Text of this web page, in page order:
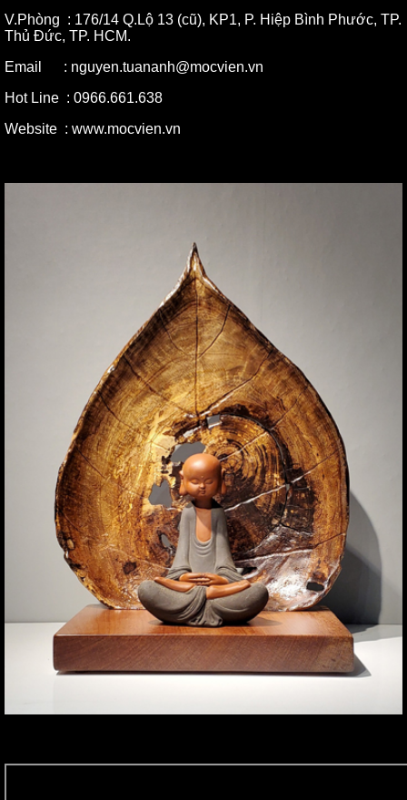
V.Phòng : 176/14 Q.Lộ 13 (cũ), KP1, P. Hiệp Bình Phước, TP.
Thủ Đức, TP. HCM.
Email : nguyen.tuananh@mocvien.vn
Hot Line : 0966.661.638
Website : www.mocvien.vn